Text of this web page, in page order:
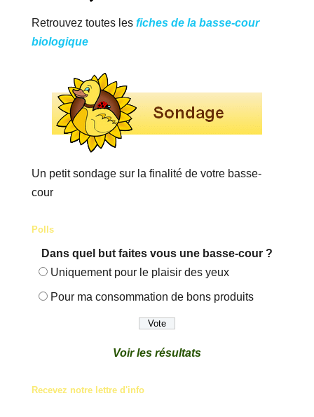
Retrouvez toutes les fiches de la basse-cour
biologique
Un petit sondage sur la finalité de votre basse-
cour
Polls
Dans quel but faites vous une basse-cour ?
Uniquement pour le plaisir des yeux
Pour ma consommation de bons produits
Voir les résultats
Recevez notre lettre d'info